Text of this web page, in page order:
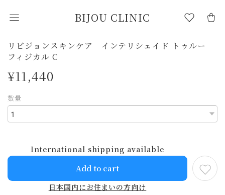
BIJOU CLINIC
リビジョンスキンケア インテリシェイド トゥルー
フィジカル C
¥11,440
数量
International shipping available
Add to cart
日本国内にお住まいの方向け